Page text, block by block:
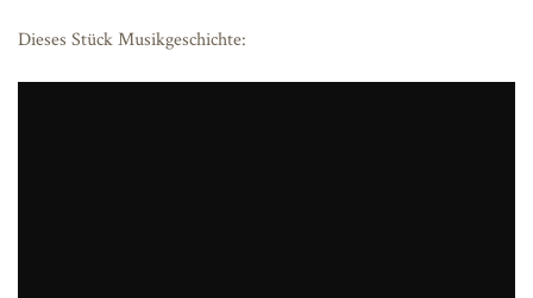
Dieses Stück Musikgeschichte: